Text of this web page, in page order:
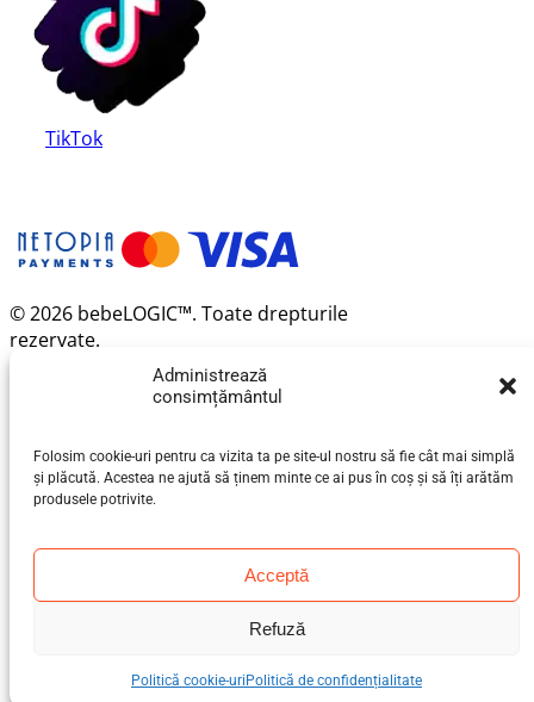
Administrează
consimțământul
Folosim cookie-uri pentru ca vizita ta pe site-ul nostru să fie cât mai simplă
și plăcută. Acestea ne ajută să ținem minte ce ai pus în coș și să îți arătăm
produsele potrivite.
Acceptă
Refuză
Politică cookie-uri Politică de confidențialitate
TikTok
© 2026 bebeLOGIC™. Toate drepturile
rezervate.